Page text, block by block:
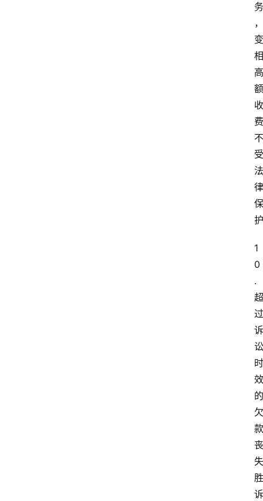
务
，
变
相
高
额
收
费
不
受
法
律
保
护
1
0
.
超
过
诉
讼
时
效
的
欠
款
丧
失
胜
诉